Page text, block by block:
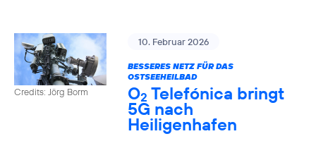
Credits: Jörg Borm
10. Februar 2026
BESSERES NETZ FÜR DAS
OSTSEEHEILBAD
O2 Telefónica bringt
5G nach
Heiligenhafen